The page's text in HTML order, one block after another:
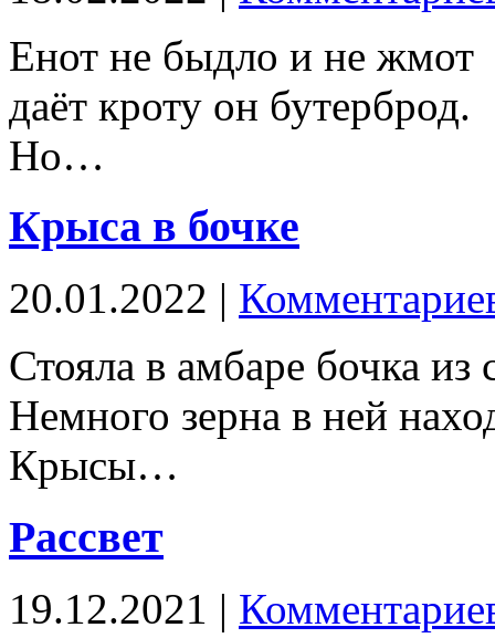
Енот не быдло и не жмот
даёт кроту он бутерброд.
Но…
Крыса в бочке
20.01.2022 |
Стояла в амбаре бочка из
Немного зерна в ней
Крысы…
Рассвет
19.12.2021 |